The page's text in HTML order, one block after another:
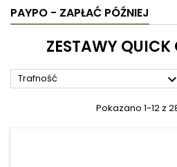
PAYPO - ZAPŁAĆ PÓŹNIEJ
ZESTAWY QUICK
Trafność 
Pokazano 1-12 z